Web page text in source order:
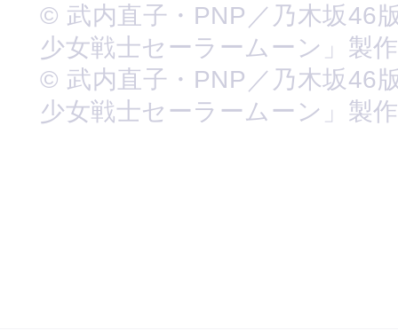
© 武内直子・PNP／乃木坂46
少女戦士セーラームーン」製
© 武内直子・PNP／乃木坂46
少女戦士セーラームーン」製